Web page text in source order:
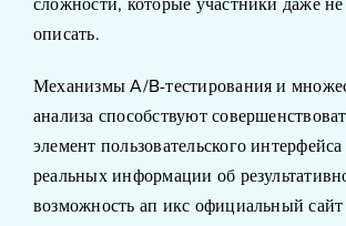
сложности, которые участники даже не
описать.
Механизмы A/B-тестирования и
анализа способствуют
элемент пользовательского
реальных информации об
возможность ап икс официальный сайт